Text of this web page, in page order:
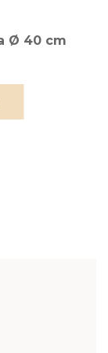
Ø 40 cm